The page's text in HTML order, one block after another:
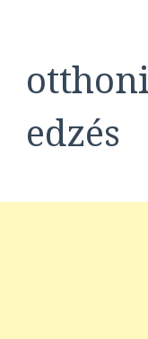
edzés